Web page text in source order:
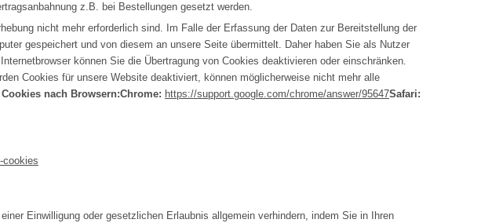
z.B. bei Bestellungen gesetzt werden.
nicht mehr erforderlich sind. Im Falle der Erfassung der Daten zur Bereitstellung der
gespeichert und von diesem an unsere Seite übermittelt. Daher haben Sie als Nutzer
können Sie die Übertragung von Cookies deaktivieren oder einschränken.
Cookies für unsere Website deaktiviert, können möglicherweise nicht mehr alle
nach Browsern:Chrome: https://support.google.com/chrome/answer/95647Safari:
cookies
Einwilligung oder gesetzlichen Erlaubnis allgemein verhindern, indem Sie in Ihren